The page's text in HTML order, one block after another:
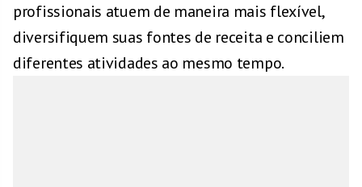
profissionais atuem de maneira mais flexível,
diversifiquem suas fontes de receita e conciliem
diferentes atividades ao mesmo tempo.